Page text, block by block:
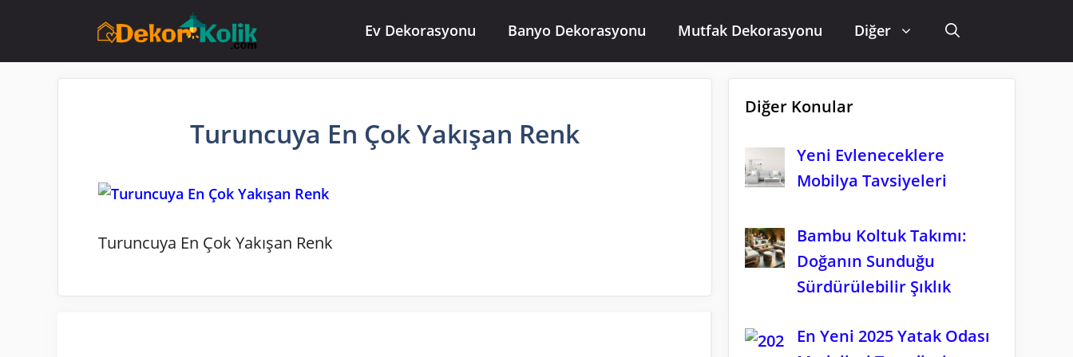
Ev Dekorasyonu Banyo Dekorasyonu Mutfak Dekorasyonu Diğer
Turuncuya En Çok Yakışan Renk
Turuncuya En Çok Yakışan Renk
Diğer Konular
Yeni Evleneceklere
Mobilya Tavsiyeleri
Bambu Koltuk Takımı:
Doğanın Sunduğu
Sürdürülebilir Şıklık
En Yeni 2025 Yatak Odası